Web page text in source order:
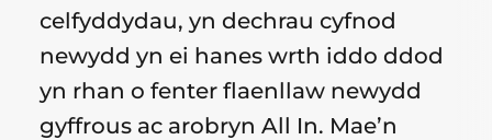
this
post
celfyddydau, yn dechrau cyfnod
newydd yn ei hanes wrth iddo ddod
yn rhan o fenter flaenllaw newydd
gyffrous ac arobryn All In. Mae’n